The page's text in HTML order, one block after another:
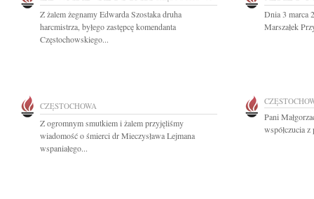
Z żalem żegnamy Edwarda Szostaka druha
harcmistrza, byłego zastępcę komendanta
Częstochowskiego...
Dnia 3 marca
Marszałek
CZĘSTOCHOWA
Z ogromnym smutkiem i żalem przyjęliśmy
wiadomość o śmierci dr Mieczysława Lejmana
wspaniałego...
Pani
współczucia